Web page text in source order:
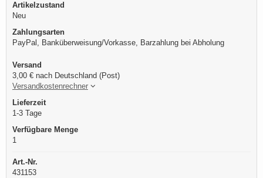
Artikelzustand
Neu
Zahlungsarten
PayPal, Banküberweisung/Vorkasse, Barzahlung bei Abholung
Versand
3,00 € nach Deutschland (Post)
Versandkostenrechner
Lieferzeit
1-3 Tage
Verfügbare Menge
1
Art.-Nr.
431153